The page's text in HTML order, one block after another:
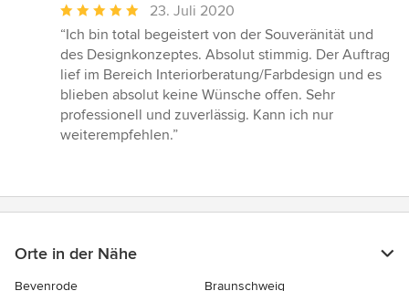
Durchschnittliche
Bewertung:
5
von
5
Sternen
23. Juli 2020
“Ich bin total begeistert von der Souveränität und
des Designkonzeptes. Absolut stimmig. Der Auftrag
lief im Bereich Interiorberatung/Farbdesign und es
blieben absolut keine Wünsche offen. Sehr
professionell und zuverlässig. Kann ich nur
weiterempfehlen.”
Orte in der Nähe
Bevenrode Braunschweig